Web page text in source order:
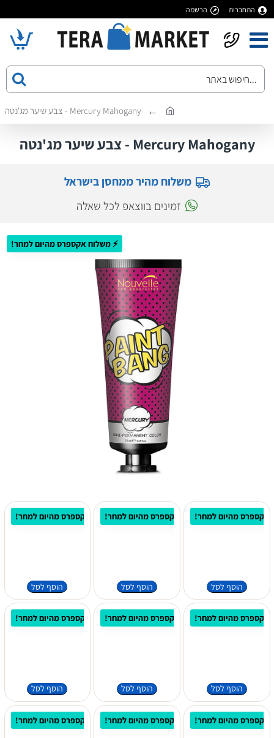
התחברות הרשמה
Mercury Mahogany - צבע שיער מג'נטה
Mercury Mahogany - צבע שיער מג'נטה
משלוח מהיר ממחסן בישראל
זמינים בווצאפ לכל שאלה
⚡ משלוח אקספרס מהיום למחר!
אקספרס מהיום למחר!
הוסף לסל
⚡ משלוח אקספרס מהיום למחר!
הוסף לסל
⚡ משלוח אקספרס מהיום למחר!
הוסף לסל
אקספרס מהיום למחר!
הוסף לסל
⚡ משלוח אקספרס מהיום למחר!
הוסף לסל
⚡ משלוח אקספרס מהיום למחר!
הוסף לסל
אקספרס מהיום למחר!⚡ משלוח אקספרס מהיום למחר!⚡ משלוח אקספרס מהיום למחר!